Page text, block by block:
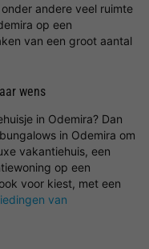
andere veel ruimte
op een
van een groot aantal
wens
in Odemira? Dan
in Odemira om
vakantiehuis, een
op een
voor kiest, met een
van